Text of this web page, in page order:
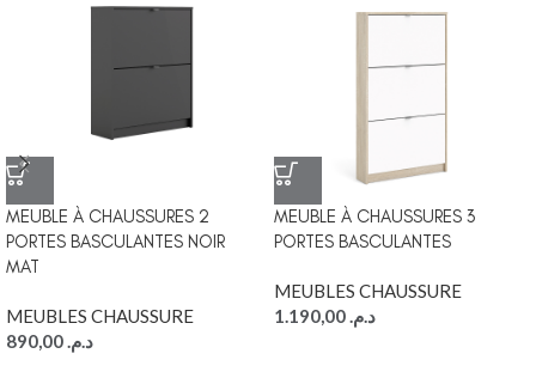
MEUBLE À CHAUSSURES 2
PORTES BASCULANTES NOIR
MAT
MEUBLES CHAUSSURE
د.م.
MEUBLE À CHAUSSURES 3
PORTES BASCULANTES
MEUBLES CHAUSSURE
د.م.